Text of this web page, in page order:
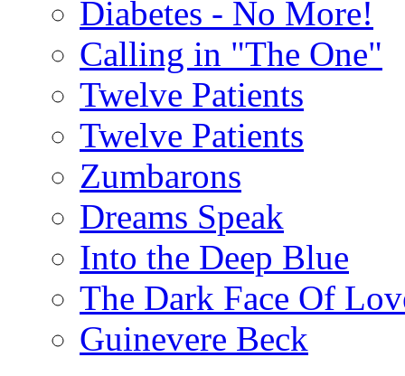
Diabetes - No More!
Calling in "The One"
Twelve Patients
Twelve Patients
Zumbarons
Dreams Speak
Into the Deep Blue
The Dark Face Of
Guinevere Beck